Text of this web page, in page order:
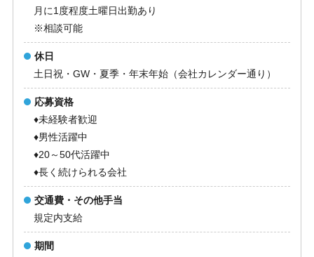
月に1度程度土曜日出勤あり
※相談可能
休日
土日祝・GW・夏季・年末年始（会社カレンダー通り）
応募資格
♦未経験者歓迎
♦男性活躍中
♦20～50代活躍中
♦長く続けられる会社
交通費・その他手当
規定内支給
期間